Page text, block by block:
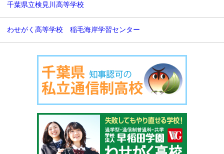
千葉県立検見川高等学校
わせがく高等学校 稲毛海岸学習センター